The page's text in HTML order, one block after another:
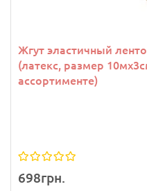
Жгут эластичный
(латекс, размер
ассортименте)
698грн.